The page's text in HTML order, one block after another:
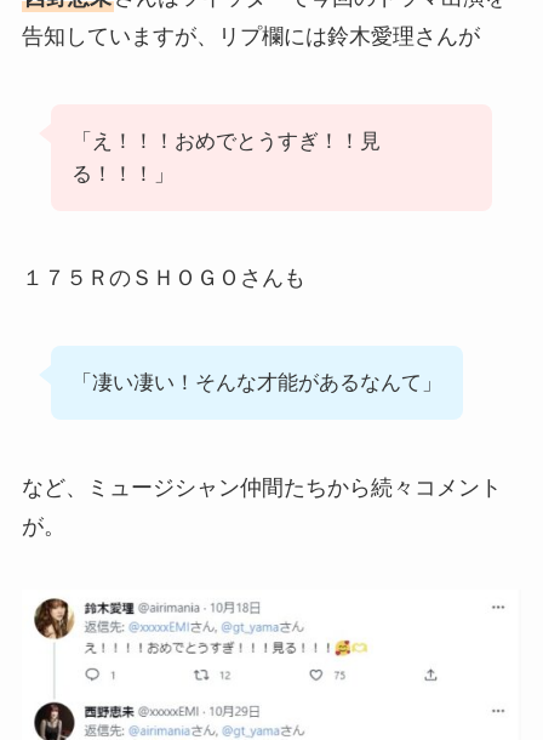
告知していますが、リプ欄には鈴木愛理さんが
「え！！！おめでとうすぎ！！見
る！！！」
１７５ＲのＳＨＯＧＯさんも
「凄い凄い！そんな才能があるなんて」
など、ミュージシャン仲間たちから続々コメント
が。